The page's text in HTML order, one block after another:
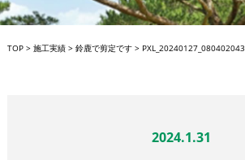
TOP> 施工実績> 鈴鹿で剪定です> PXL_20240127_080402043
2024.1.31